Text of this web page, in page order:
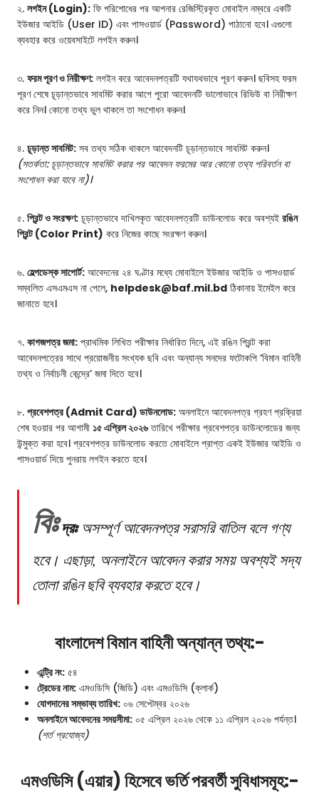
২. লগইন (Login): ফি পরিশোধের পর আপনার রেজিস্ট্রিকৃত মোবাইল নম্বরে একটি
ইউজার আইডি (User ID) এবং পাসওয়ার্ড (Password) পাঠানো হবে। এগুলো
ব্যবহার করে ওয়েবসাইটে লগইন করুন।
৩. ফরম পূরণ ও নিরীক্ষণ: লগইন করে আবেদনপত্রটি যথাযথভাবে পূরণ করুন। ছবিসহ ফরম
পূরণ শেষে চূড়ান্তভাবে সাবমিট করার আগে পুরো আবেদনটি ভালোভাবে রিভিউ বা নিরীক্ষণ
করে নিন। কোনো তথ্য ভুল থাকলে তা সংশোধন করুন।
৪. চূড়ান্ত সাবমিট: সব তথ্য সঠিক থাকলে আবেদনটি চূড়ান্তভাবে সাবমিট করুন।
(সতর্কতা: চূড়ান্তভাবে সাবমিট করার পর আবেদন ফরমের আর কোনো তথ্য পরিবর্তন বা
সংশোধন করা যাবে না)।
৫. প্রিন্ট ও সংরক্ষণ: চূড়ান্তভাবে দাখিলকৃত আবেদনপত্রটি ডাউনলোড করে অবশ্যই রঙিন
প্রিন্ট (Color Print) করে নিজের কাছে সংরক্ষণ করুন।
৬. হেল্পডেস্ক সাপোর্ট: আবেদনের ২৪ ঘণ্টার মধ্যে মোবাইলে ইউজার আইডি ও পাসওয়ার্ড
সম্বলিত এসএমএস না পেলে, helpdesk@baf.mil.bd ঠিকানায় ইমেইল করে
জানাতে হবে।
৭. কাগজপত্র জমা: প্রাথমিক লিখিত পরীক্ষার নির্ধারিত দিনে, এই রঙিন প্রিন্ট করা
আবেদনপত্রের সাথে প্রয়োজনীয় সংখ্যক ছবি এবং অন্যান্য সনদের ফটোকপি ‘বিমান বাহিনী
তথ্য ও নির্বাচনী কেন্দ্রে’ জমা দিতে হবে।
৮. প্রবেশপত্র (Admit Card) ডাউনলোড: অনলাইনে আবেদনপত্র গ্রহণ প্রক্রিয়া
শেষ হওয়ার পর আগামী ১৫ এপ্রিল ২০২৬তারিখে পরীক্ষার প্রবেশপত্র ডাউনলোডের জন্য
উন্মুক্ত করা হবে। প্রবেশপত্র ডাউনলোড করতে মোবাইলে প্রাপ্ত একই ইউজার আইডি ও
পাসওয়ার্ড দিয়ে পুনরায় লগইন করতে হবে।
বিঃদ্রঃঅসম্পূর্ণ আবেদনপত্র সরাসরি বাতিল বলে গণ্য
হবে। এছাড়া, অনলাইনে আবেদন করার সময় অবশ্যই সদ্য
তোলা রঙিন ছবি ব্যবহার করতে হবে।
বাংলাদেশ বিমান বাহিনীঅন্যান্ন তথ্য:-
এন্ট্রি নং: ৫৪
ট্রেডের নাম: এমওডিসি (জিডি) এবং এমওডিসি (ক্লার্ক)
যোগদানের সম্ভাব্য তারিখ: ০৬ সেপ্টেম্বর ২০২৬
অনলাইনে আবেদনের সময়সীমা: ০৫ এপ্রিল ২০২৬ থেকে ১১ এপ্রিল ২০২৬ পর্যন্ত।
(শর্ত প্রযোজ্য)
এমওডিসি (এয়ার) হিসেবে ভর্তি পরবর্তী সুবিধাসমূহ:-